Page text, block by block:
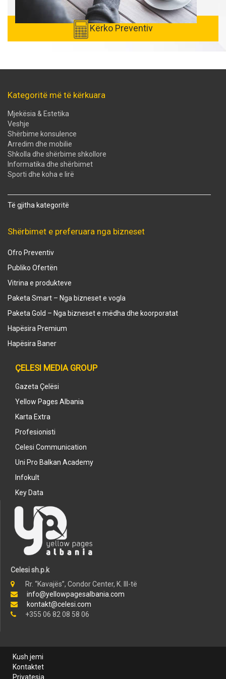
Kërko Preventiv
Kategoritë më të kërkuara
Mjekësia & Estetika
Veshje
Shërbime konsulence
Arredim dhe mobilie
Shkolla dhe shërbime shkollore
Informatika dhe shërbimet
Sporti dhe koha e lirë
Të gjitha kategoritë
Shërbimet e preferuara nga bizneset
Ofro Preventiv
Publiko Ofertën
Vitrina e produkteve
Paketa Smart – Nga bizneset e vogla
Paketa Gold – Nga bizneset e mëdha dhe koorporatat
Hapësira Premium
Hapësira Baner
ÇELESI MEDIA GROUP
Gazeta Çelësi
Yellow Pages Albania
Karta Extra
Profesionisti
Celesi Communication
Uni Pro Balkan Academy
Infokult
Key Data
Celesi sh.p.k
Rr. “Kavajës”, Condor Center, K. III-të
info@yellowpagesalbania.com
kontakt@celesi.com
+355 06 82 08 58 06
Kush jemi
Kontaktet
Privatesia